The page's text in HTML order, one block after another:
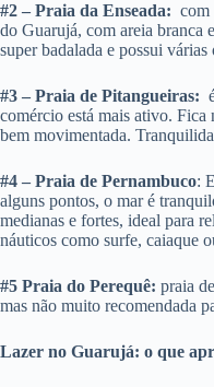
#2 – Praia da Enseada: com
do Guarujá, com areia branca
super badalada e possui várias
#3 – Praia de Pitangueiras:
comércio está mais ativo.
bem movimentada.
#4 – Praia de Pernambuco:
alguns pontos, o mar é
medianas e fortes, ideal para
náuticos como surfe, caiaque
#5 Praia do Perequê: praia
mas não muito recomendada
Lazer no Guarujá: o que